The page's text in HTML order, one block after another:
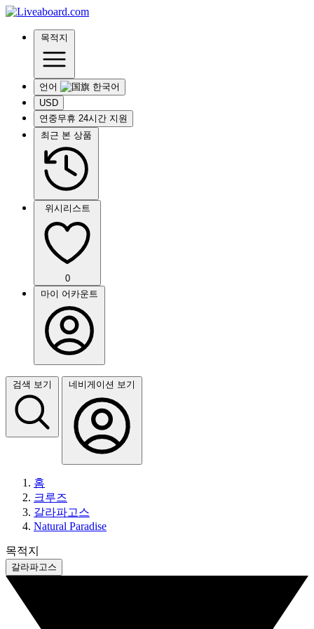
목적지
언어
USD
연중무휴 24시간 지원
최근 본 상품
위시리스트
0
마이 어카운트
검색 보기 네비게이션 보기
홈
크루즈
갈라파고스
Natural Paradise
목적지
갈라파고스